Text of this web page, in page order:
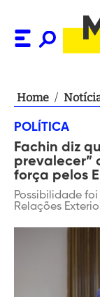
Home /
POLÍTICA
Fachin diz
prevalecer”
força pelos
Possibilidade
Relações